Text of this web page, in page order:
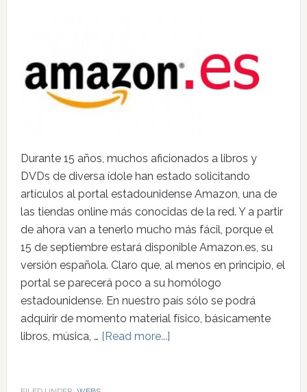
Durante 15 años, muchos aficionados a libros y
DVDs de diversa ídole han estado solicitando
artículos al portal estadounidense Amazon, una de
las tiendas online más conocidas de la red. Y a partir
de ahora van a tenerlo mucho más fácil, porque el
15 de septiembre estará disponible Amazon.es, su
versión española. Claro que, al menos en principio, el
portal se parecerá poco a su homólogo
estadounidense. En nuestro país sólo se podrá
adquirir de momento material físico, básicamente
libros, música, … [Read more...]